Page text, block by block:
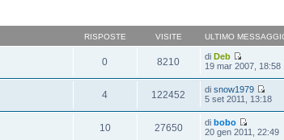
RISPOSTE VISITE ULTIMO
0 8210 diDeb
19 mar 2007, 18:58
4 122452 disnow1979
5 set 2011, 13:18
10 27650 dibobo
20 gen 2011, 22:49